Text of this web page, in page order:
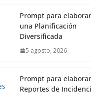
Prompt para elaborar
una Planificación
Diversificada
5 agosto, 2026
Prompt para elaborar
Reportes de